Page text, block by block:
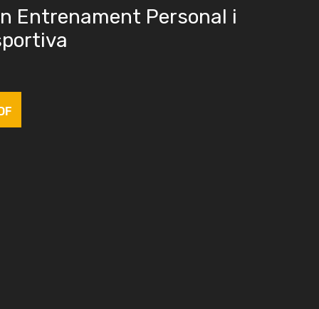
Entrenament Personal i